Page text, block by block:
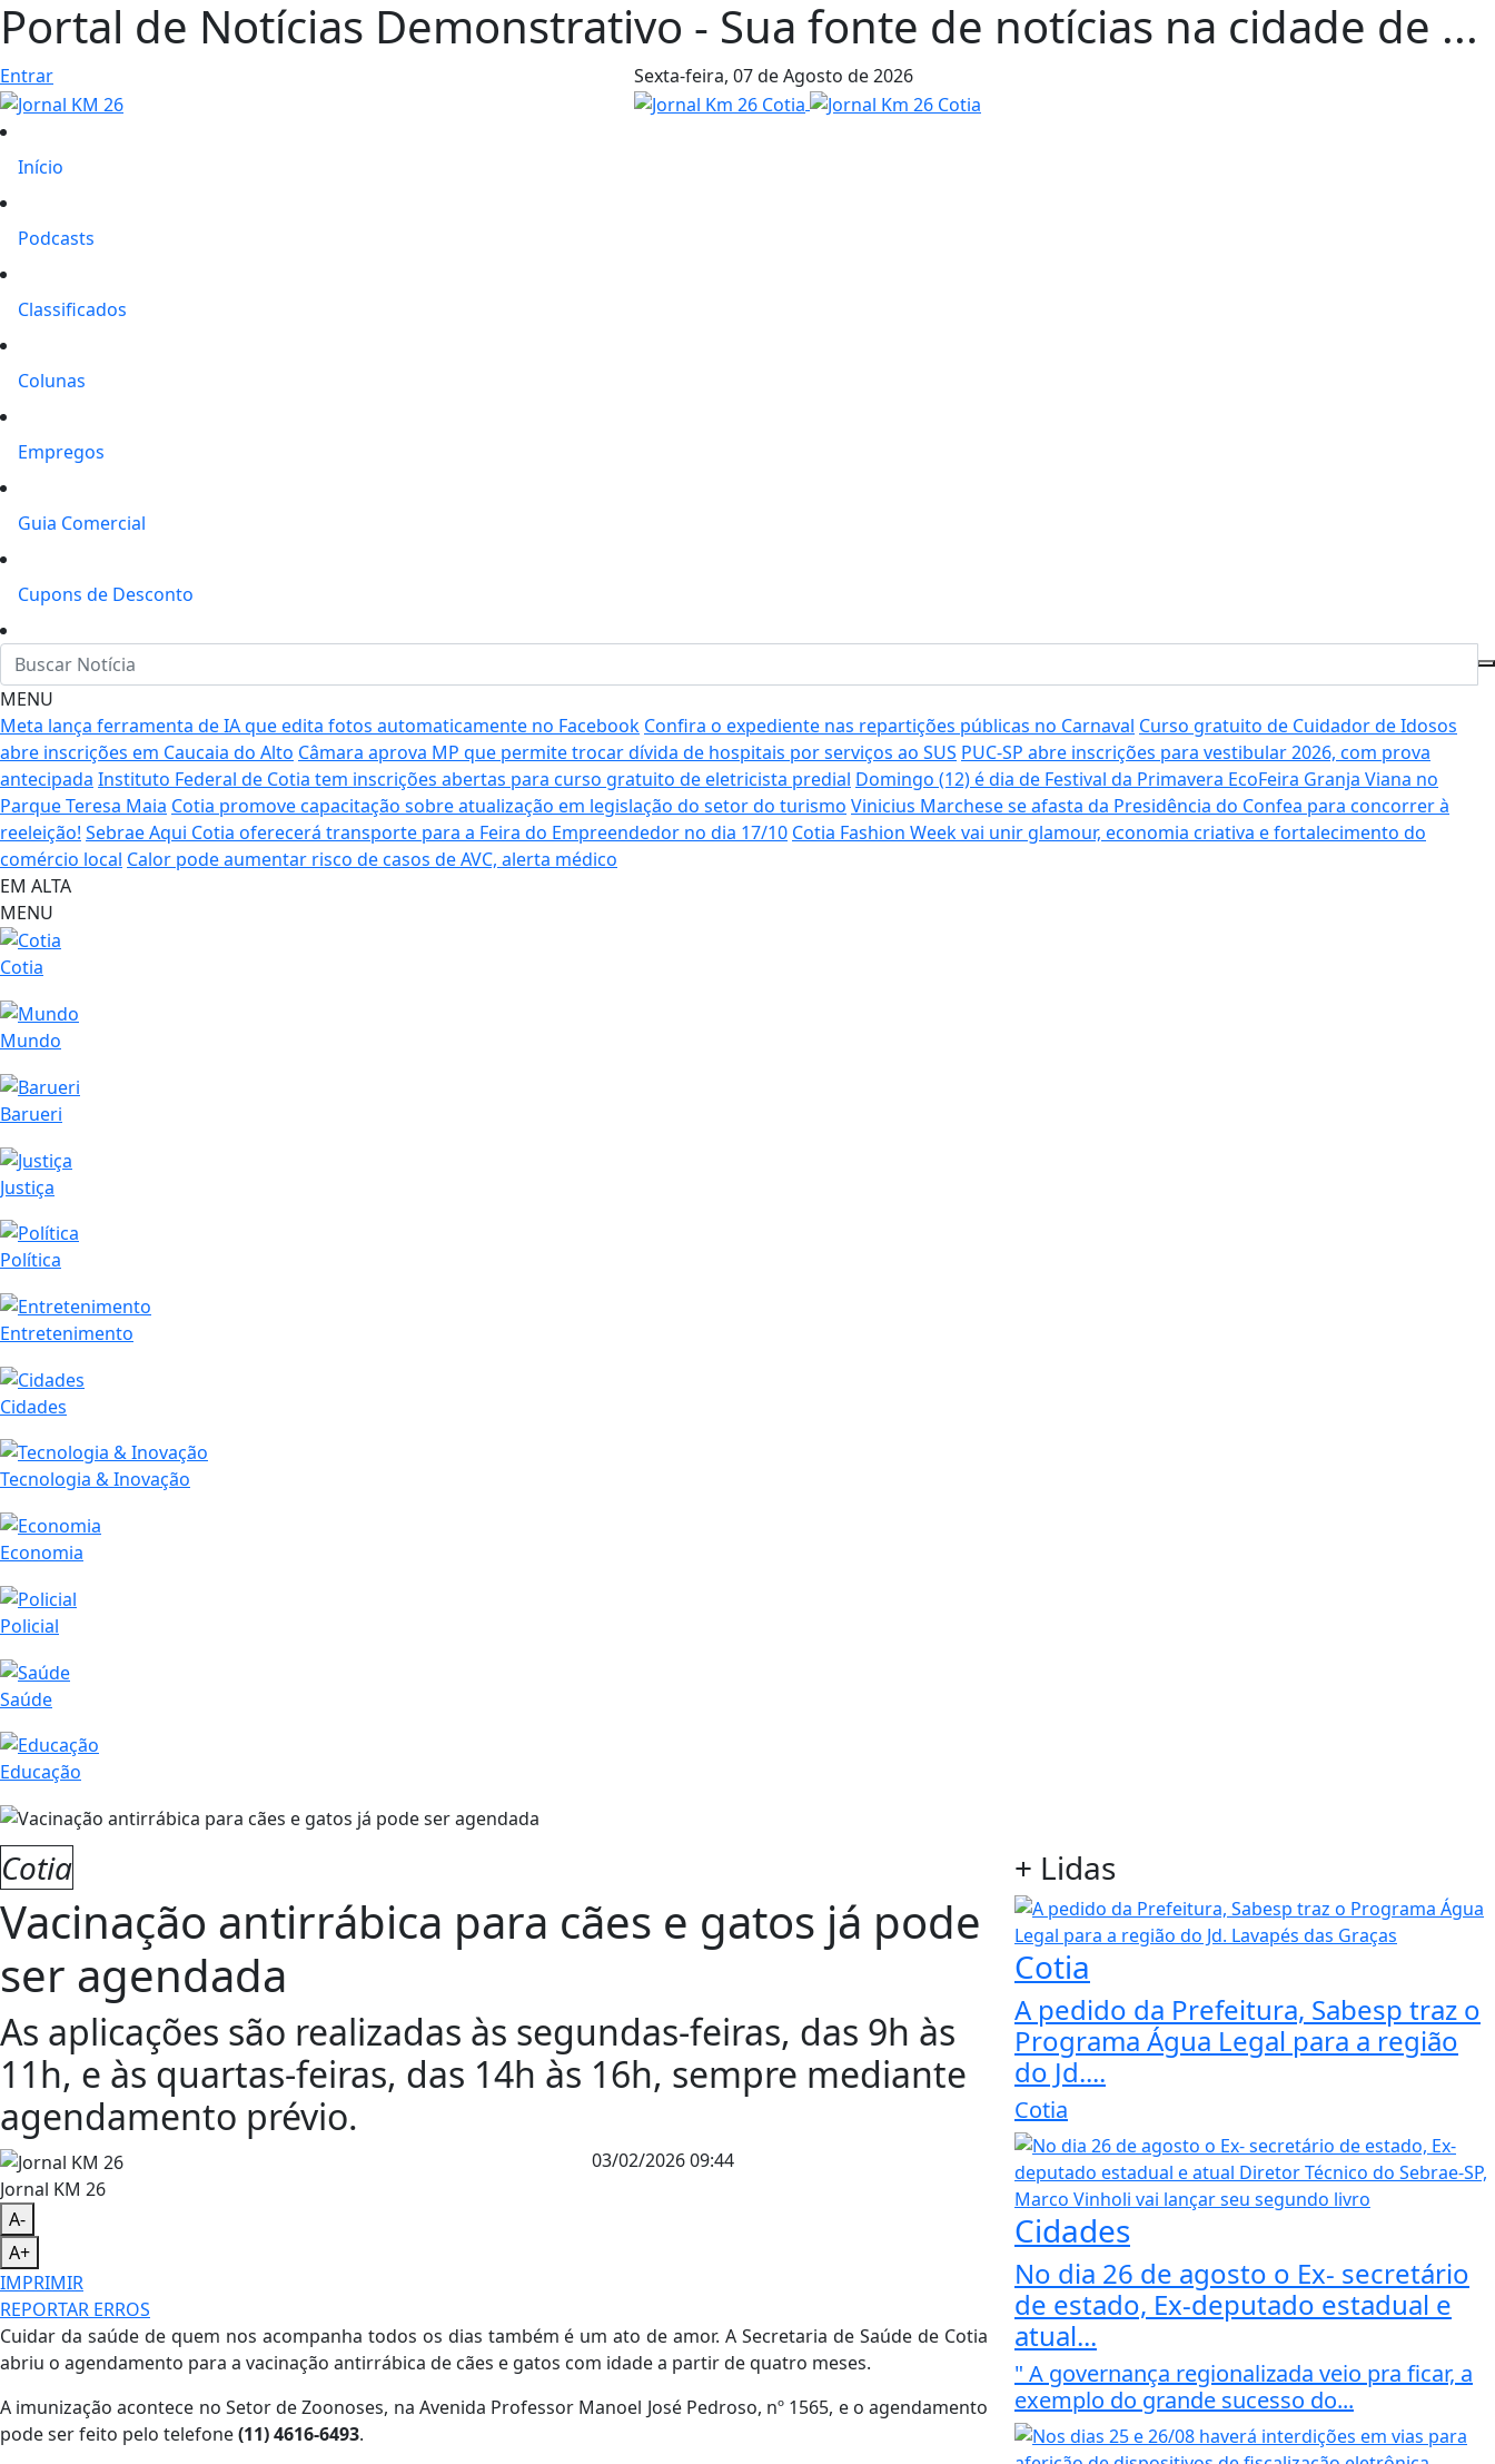
Portal de Notícias Demonstrativo - Sua fonte de notícias na cidade de ...
Entrar Sexta-feira, 07 de Agosto de 2026
Início
Podcasts
Classificados
Colunas
Empregos
Guia Comercial
Cupons de Desconto
MENU
Meta lança ferramenta de IA que edita fotos automaticamente no Facebook Confira o expediente nas repartições públicas no Carnaval Curso gratuito de Cuidador de Idosos
abre inscrições em Caucaia do Alto Câmara aprova MP que permite trocar dívida de hospitais por serviços ao SUS PUC-SP abre inscrições para vestibular 2026, com prova
antecipada Instituto Federal de Cotia tem inscrições abertas para curso gratuito de eletricista predial Domingo (12) é dia de Festival da Primavera EcoFeira Granja Viana no
Parque Teresa Maia Cotia promove capacitação sobre atualização em legislação do setor do turismo Vinicius Marchese se afasta da Presidência do Confea para concorrer à
reeleição! Sebrae Aqui Cotia oferecerá transporte para a Feira do Empreendedor no dia 17/10 Cotia Fashion Week vai unir glamour, economia criativa e fortalecimento do
comércio local Calor pode aumentar risco de casos de AVC, alerta médico
EM ALTA
MENU
Cotia
Mundo
Barueri
Justiça
Política
Entretenimento
Cidades
Tecnologia & Inovação
Economia
Policial
Saúde
Educação
Cotia
Vacinação antirrábica para cães e gatos já pode
ser agendada
As aplicações são realizadas às segundas-feiras, das 9h às
11h, e às quartas-feiras, das 14h às 16h, sempre mediante
agendamento prévio.
Jornal KM 26
03/02/2026 09:44
A-
A+
IMPRIMIR
REPORTAR ERROS
Cuidar da saúde de quem nos acompanha todos os dias também é um ato de amor. A Secretaria de Saúde de Cotia
abriu o agendamento para a vacinação antirrábica de cães e gatos com idade a partir de quatro meses.
A imunização acontece no Setor de Zoonoses, na Avenida Professor Manoel José Pedroso, nº 1565, e o agendamento
pode ser feito pelo telefone(11) 4616-6493.
+ Lidas
Cotia
A pedido da Prefeitura, Sabesp traz o
Programa Água Legal para a região
do Jd....
Cotia
Cidades
No dia 26 de agosto o Ex- secretário
de estado, Ex-deputado estadual e
atual...
" A governança regionalizada veio pra ficar, a
exemplo do grande sucesso do...